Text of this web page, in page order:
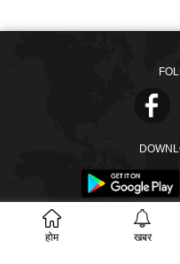
होम खबर
SECTIONS खबरें